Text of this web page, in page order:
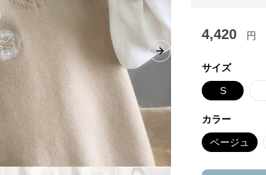
Next slide
4,420 円
サイズ
S
カラー
ベージュ